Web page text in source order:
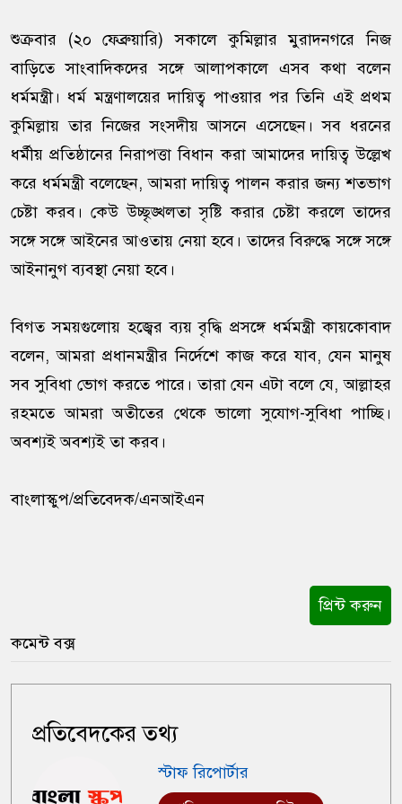
শুক্রবার (২০ ফেব্রুয়ারি) সকালে কুমিল্লার মুরাদনগরে নিজ
বাড়িতে সাংবাদিকদের সঙ্গে আলাপকালে এসব কথা বলেন
ধর্মমন্ত্রী। ধর্ম মন্ত্রণালয়ের দায়িত্ব পাওয়ার পর তিনি এই প্রথম
কুমিল্লায় তার নিজের সংসদীয় আসনে এসেছেন। সব ধরনের
ধর্মীয় প্রতিষ্ঠানের নিরাপত্তা বিধান করা আমাদের দায়িত্ব উল্লেখ
করে ধর্মমন্ত্রী বলেছেন, আমরা দায়িত্ব পালন করার জন্য শতভাগ
চেষ্টা করব। কেউ উচ্ছৃঙ্খলতা সৃষ্টি করার চেষ্টা করলে তাদের
সঙ্গে সঙ্গে আইনের আওতায় নেয়া হবে। তাদের বিরুদ্ধে সঙ্গে সঙ্গে
আইনানুগ ব্যবস্থা নেয়া হবে।
বিগত সময়গুলোয় হজ্বের ব্যয় বৃদ্ধি প্রসঙ্গে ধর্মমন্ত্রী কায়কোবাদ
বলেন, আমরা প্রধানমন্ত্রীর নির্দেশে কাজ করে যাব, যেন মানুষ
সব সুবিধা ভোগ করতে পারে। তারা যেন এটা বলে যে, আল্লাহর
রহমতে আমরা অতীতের থেকে ভালো সুযোগ-সুবিধা পাচ্ছি।
অবশ্যই অবশ্যই তা করব।
বাংলাস্কুপ/প্রতিবেদক/এনআইএন
প্রিন্ট করুন
কমেন্ট বক্স
প্রতিবেদকের তথ্য
স্টাফ রিপোর্টার